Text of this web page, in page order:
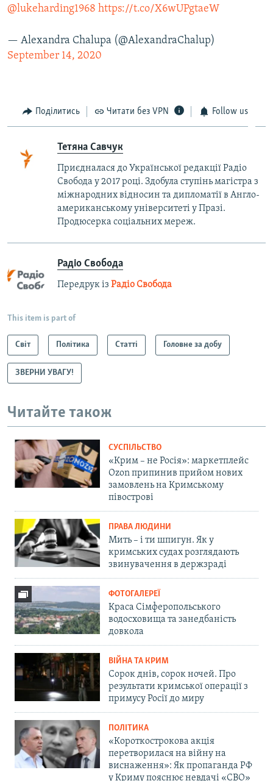
@lukeharding1968 https://t.co/X6wUPgtaeW
— Alexandra Chalupa (@AlexandraChalup)
September 14, 2020
Поділитись Читати без VPN Follow us
Тетяна Савчук
Приєдналася до Української редакції Радіо
Свобода у 2017 році. Здобула ступінь магістра з
міжнародних відносин та дипломатії в Англо-
американському університеті у Празі.
Продюсерка соціальних мереж.
Радіо Свобода
Передрук із Радіо Свобода
This item is part of
Світ Політика Статті Головне за добу
ЗВЕРНИ УВАГУ!
Читайте також
СУСПІЛЬСТВО
«Крим – не Росія»: маркетплейс
Ozon припинив прийом нових
замовлень на Кримському
півострові
ПРАВА ЛЮДИНИ
Мить – і ти шпигун. Як у
кримських судах розглядають
звинувачення в держзраді
ФОТОГАЛЕРЕЇ
Краса Сімферопольського
водосховища та занедбаність
довкола
ВІЙНА ТА КРИМ
Сорок днів, сорок ночей. Про
результати кримської операції з
примусу Росії до миру
ПОЛІТИКА
«Короткострокова акція
перетворилася на війну на
виснаження»: Як пропаганда РФ
у Криму пояснює невдачі «СВО»